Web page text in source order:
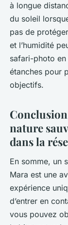
à longue
du soleil
pas de
et l’humidité
safari-photo
étanches pour
objectifs.
nature
dans la
En somme, un
Mara est une
expérience
d’entrer en
vous pouvez